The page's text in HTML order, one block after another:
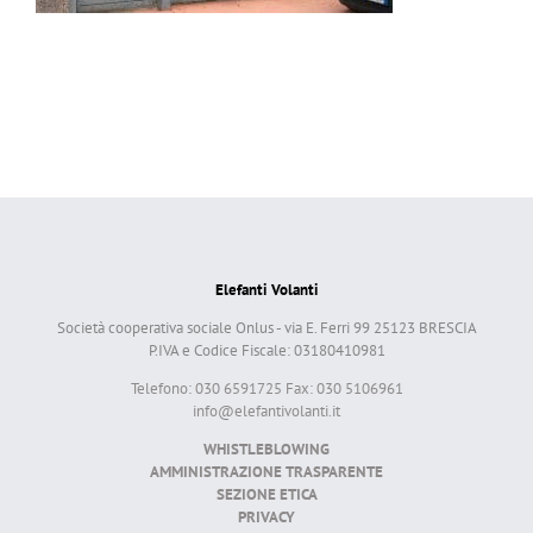
Elefanti Volanti
Società cooperativa sociale Onlus - via E. Ferri 99 25123 BRESCIA
P.IVA e Codice Fiscale: 03180410981
Telefono: 030 6591725 Fax: 030 5106961
info@elefantivolanti.it
WHISTLEBLOWING
AMMINISTRAZIONE TRASPARENTE
SEZIONE ETICA
PRIVACY